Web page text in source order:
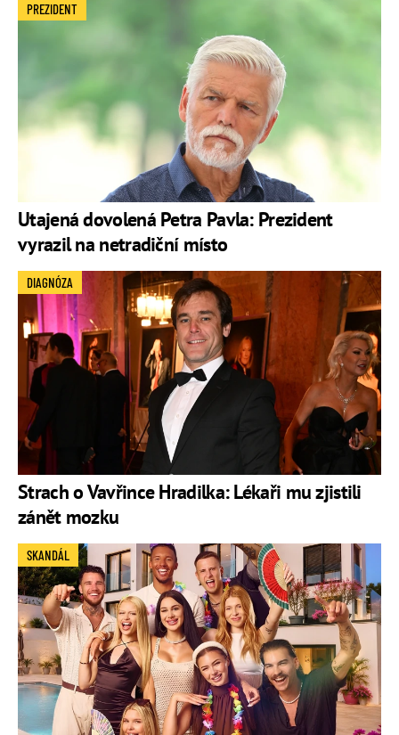
Utajená dovolená Petra Pavla: Prezident
vyrazil na netradiční místo
PREZIDENT
Strach o Vavřince Hradilka: Lékaři mu zjistili
zánět mozku
DIAGNÓZA
SKANDÁL